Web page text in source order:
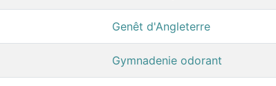
Genêt d'Angleterre
Gymnadenie odorant